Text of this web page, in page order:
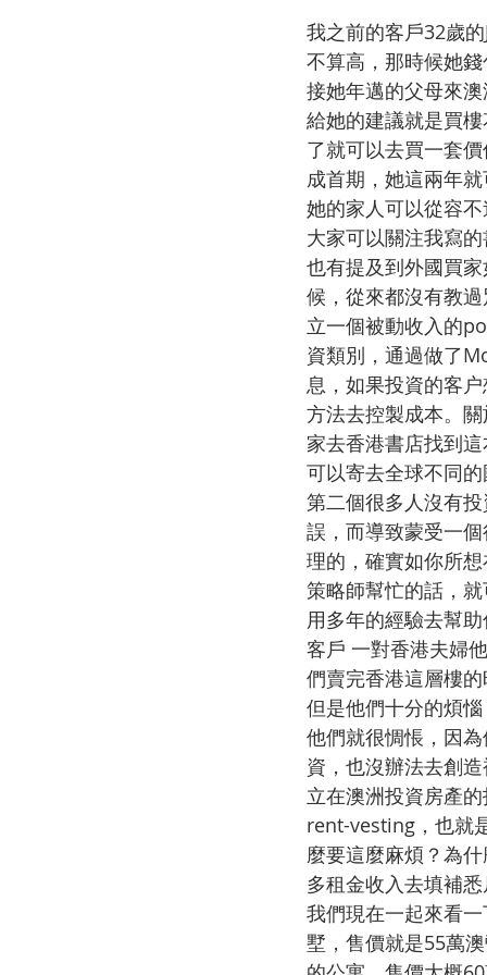
我之前的客戶32歲
不算高，那時候她
接她年邁的父母來
給她的建議就是買
了就可以去買一套
成首期，她這兩年
她的家人可以從容
大家可以關注我寫
也有提及到外國買
候，從來都沒有教
立一個被動收入的
資類別，通過做了
息，如果投資的客
方法去控製成本。
家去香港書店找到
可以寄去全球不同
第二個很多人沒有
誤，而導致蒙受一
理的，確實如你所
策略師幫忙的話，
用多年的經驗去幫
客戶 一對香港夫婦
們賣完香港這層樓
但是他們十分的煩
他們就很惆悵，因
資，也沒辦法去創
立在澳洲投資房產
rent-vesting，也就
麼要這麼麻煩？為
多租金收入去填補
我們現在一起來看
墅，售價就是55萬